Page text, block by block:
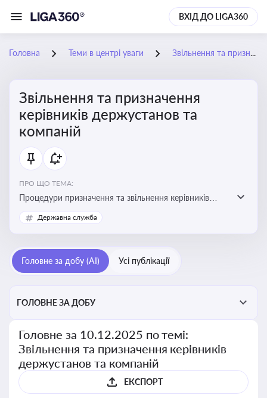
ВХІД ДО LIGA360
Головна Теми в центрі уваги Звільнення та призначення керівників держустанов та компаній
Звільнення та призначення
керівників держустанов та
компаній
ПРО ЩО ТЕМА:
Процедури призначення та звільнення керівників
установ та підприємств
Державна служба
Головне за добу (AI) Усі публікації
ГОЛОВНЕ ЗА ДОБУ
Головне за 10.12.2025 по темі:
Звільнення та призначення керівників
держустанов та компаній
ЕКСПОРТ